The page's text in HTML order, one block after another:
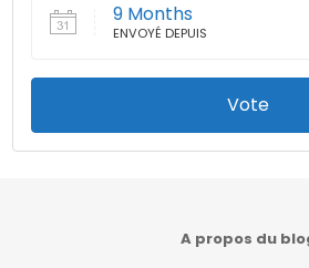
9 Months
ENVOYÉ DEPUIS
Vote
A propos du